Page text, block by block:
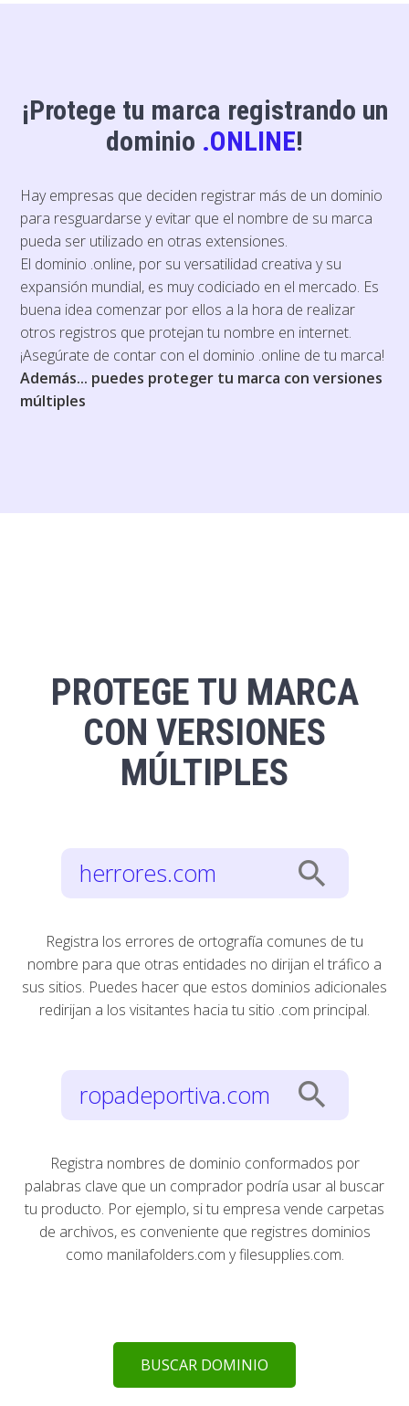
¡Protege tu marca registrando un
dominio .ONLINE!
Hay empresas que deciden registrar más de un dominio
para resguardarse y evitar que el nombre de su marca
pueda ser utilizado en otras extensiones.
El dominio .online, por su versatilidad creativa y su
expansión mundial, es muy codiciado en el mercado. Es
buena idea comenzar por ellos a la hora de realizar
otros registros que protejan tu nombre en internet.
¡Asegúrate de contar con el dominio .online de tu marca!
Además... puedes proteger tu marca con versiones
múltiples
PROTEGE TU MARCA
CON VERSIONES
MÚLTIPLES
herrores.com search
Registra los errores de ortografía comunes de tu
nombre para que otras entidades no dirijan el tráfico a
sus sitios. Puedes hacer que estos dominios adicionales
redirijan a los visitantes hacia tu sitio .com principal.
ropadeportiva.com search
Registra nombres de dominio conformados por
palabras clave que un comprador podría usar al buscar
tu producto. Por ejemplo, si tu empresa vende carpetas
de archivos, es conveniente que registres dominios
como manilafolders.com y filesupplies.com.
BUSCAR DOMINIO